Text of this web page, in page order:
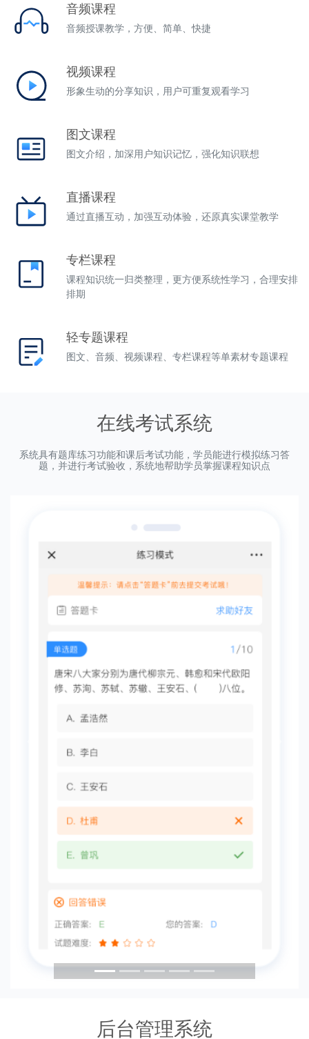
音频课程
音频授课教学，方便、简单、快捷
视频课程
形象生动的分享知识，用户可重复观看学习
图文课程
图文介绍，加深用户知识记忆，强化知识联想
直播课程
通过直播互动，加强互动体验，还原真实课堂教学
专栏课程
课程知识统一归类整理，更方便系统性学习，合理安排
排期
轻专题课程
图文、音频、视频课程、专栏课程等单素材专题课程
在线考试系统
系统具有题库练习功能和课后考试功能，学员能进行模拟练习答
题，并进行考试验收，系统地帮助学员掌握课程知识点
Previous
后台管理系统